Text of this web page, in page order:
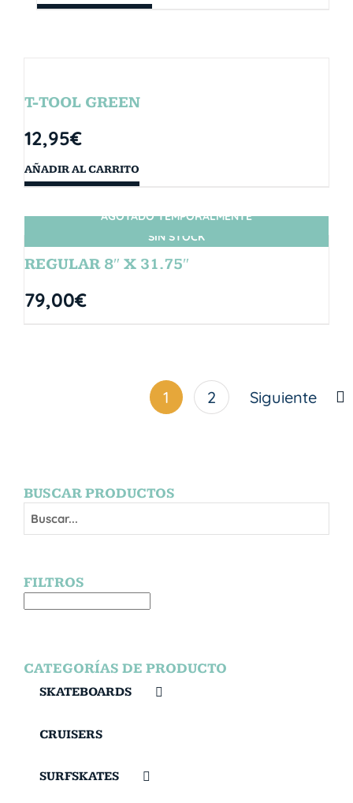
T-TOOL GREEN
12,95€
AÑADIR AL CARRITO
SIN STOCK
AGOTADO TEMPORALMENTE
REGULAR 8″ X 31.75″
79,00€
1 2 Siguiente
BUSCAR PRODUCTOS
FILTROS
CATEGORÍAS DE PRODUCTO
SKATEBOARDS
CRUISERS
SURFSKATES